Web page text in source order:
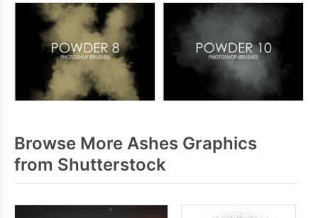
Browse More Ashes Graphics
from Shutterstock